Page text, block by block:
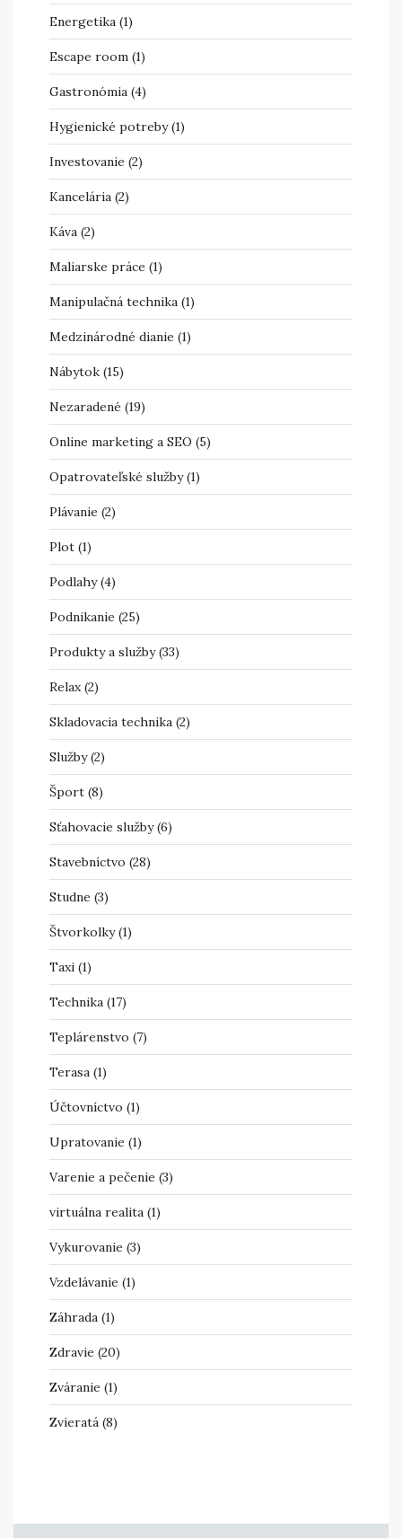
Energetika (1)
Escape room (1)
Gastronómia (4)
Hygienické potreby(1)
Investovanie (2)
Kancelária (2)
Káva (2)
Maliarske práce (1)
Manipulačná technika (1)
Medzinárodné dianie (1)
Nábytok (15)
Nezaradené (19)
Online marketing a SEO (5)
Opatrovateľské služby(1)
Plávanie (2)
Plot (1)
Podlahy(4)
Podnikanie (25)
Produkty a služby(33)
Relax(2)
Skladovacia technika (2)
Služby(2)
Šport (8)
Sťahovacie služby(6)
Stavebníctvo (28)
Studne (3)
Štvorkolky(1)
Taxi (1)
Technika (17)
Teplárenstvo (7)
Terasa (1)
Účtovníctvo (1)
Upratovanie (1)
Varenie a pečenie (3)
virtuálna realita (1)
Vykurovanie (3)
Vzdelávanie (1)
Záhrada (1)
Zdravie (20)
Zváranie (1)
Zvieratá (8)